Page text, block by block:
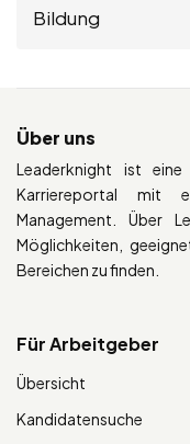
Bildung
Über uns
Leaderknight ist
Karriereportal mit
Management. Über
Möglichkeiten,
Bereichen zu finden.
Für Arbeitgeber
Übersicht
Kandidatensuche